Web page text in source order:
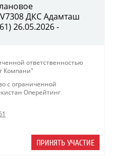
ДКС Адамташ
26.05.2026 -
ответственностью
Компани"
с ограниченной
Оперейтинг
ПРИНЯТЬ УЧАСТИЕ